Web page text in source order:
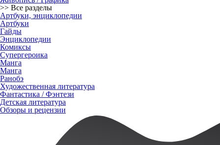
>> Все разделы
Артбуки, энциклопедии
Артбуки
Гайды
Энциклопедии
Комиксы
Супергероика
Манга
Манга
Ранобэ
Художественная литература
Фантастика / Фэнтези
Детская литература
Обзоры и рецензии